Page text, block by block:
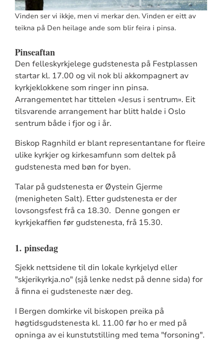
Vinden ser vi ikkje, men vi merkar den. Vinden er eitt av
teikna på Den heilage ande som blir feira i pinsa.
Pinseaftan
Den felleskyrkjelege gudstenesta på Festplassen
startar kl. 17.00 og vil nok bli akkompagnert av
kyrkjeklokkene som ringer inn pinsa.
Arrangementet har tittelen «Jesus i sentrum». Eit
tilsvarende arrangement har blitt halde i Oslo
sentrum både i fjor og i år.
Biskop Ragnhild er blant representantane for fleire
ulike kyrkjer og kirkesamfunn som deltek på
gudstenesta med bøn for byen.
Talar på gudstenesta er Øystein Gjerme
(menigheten Salt). Etter gudstenesta er der
lovsongsfest frå ca 18.30. Denne gongen er
kyrkjekaffien før gudstenesta, frå 15.30.
1. pinsedag
Sjekk nettsidene til din lokale kyrkjelyd eller
"skjerikyrkja.no" (sjå lenke nedst på denne sida) for
å finna ei gudsteneste nær deg.
I Bergen domkirke vil biskopen preika på
høgtidsgudstenesta kl. 11.00 før ho er med på
opninga av ei kunstutstilling med tema "forsoning".